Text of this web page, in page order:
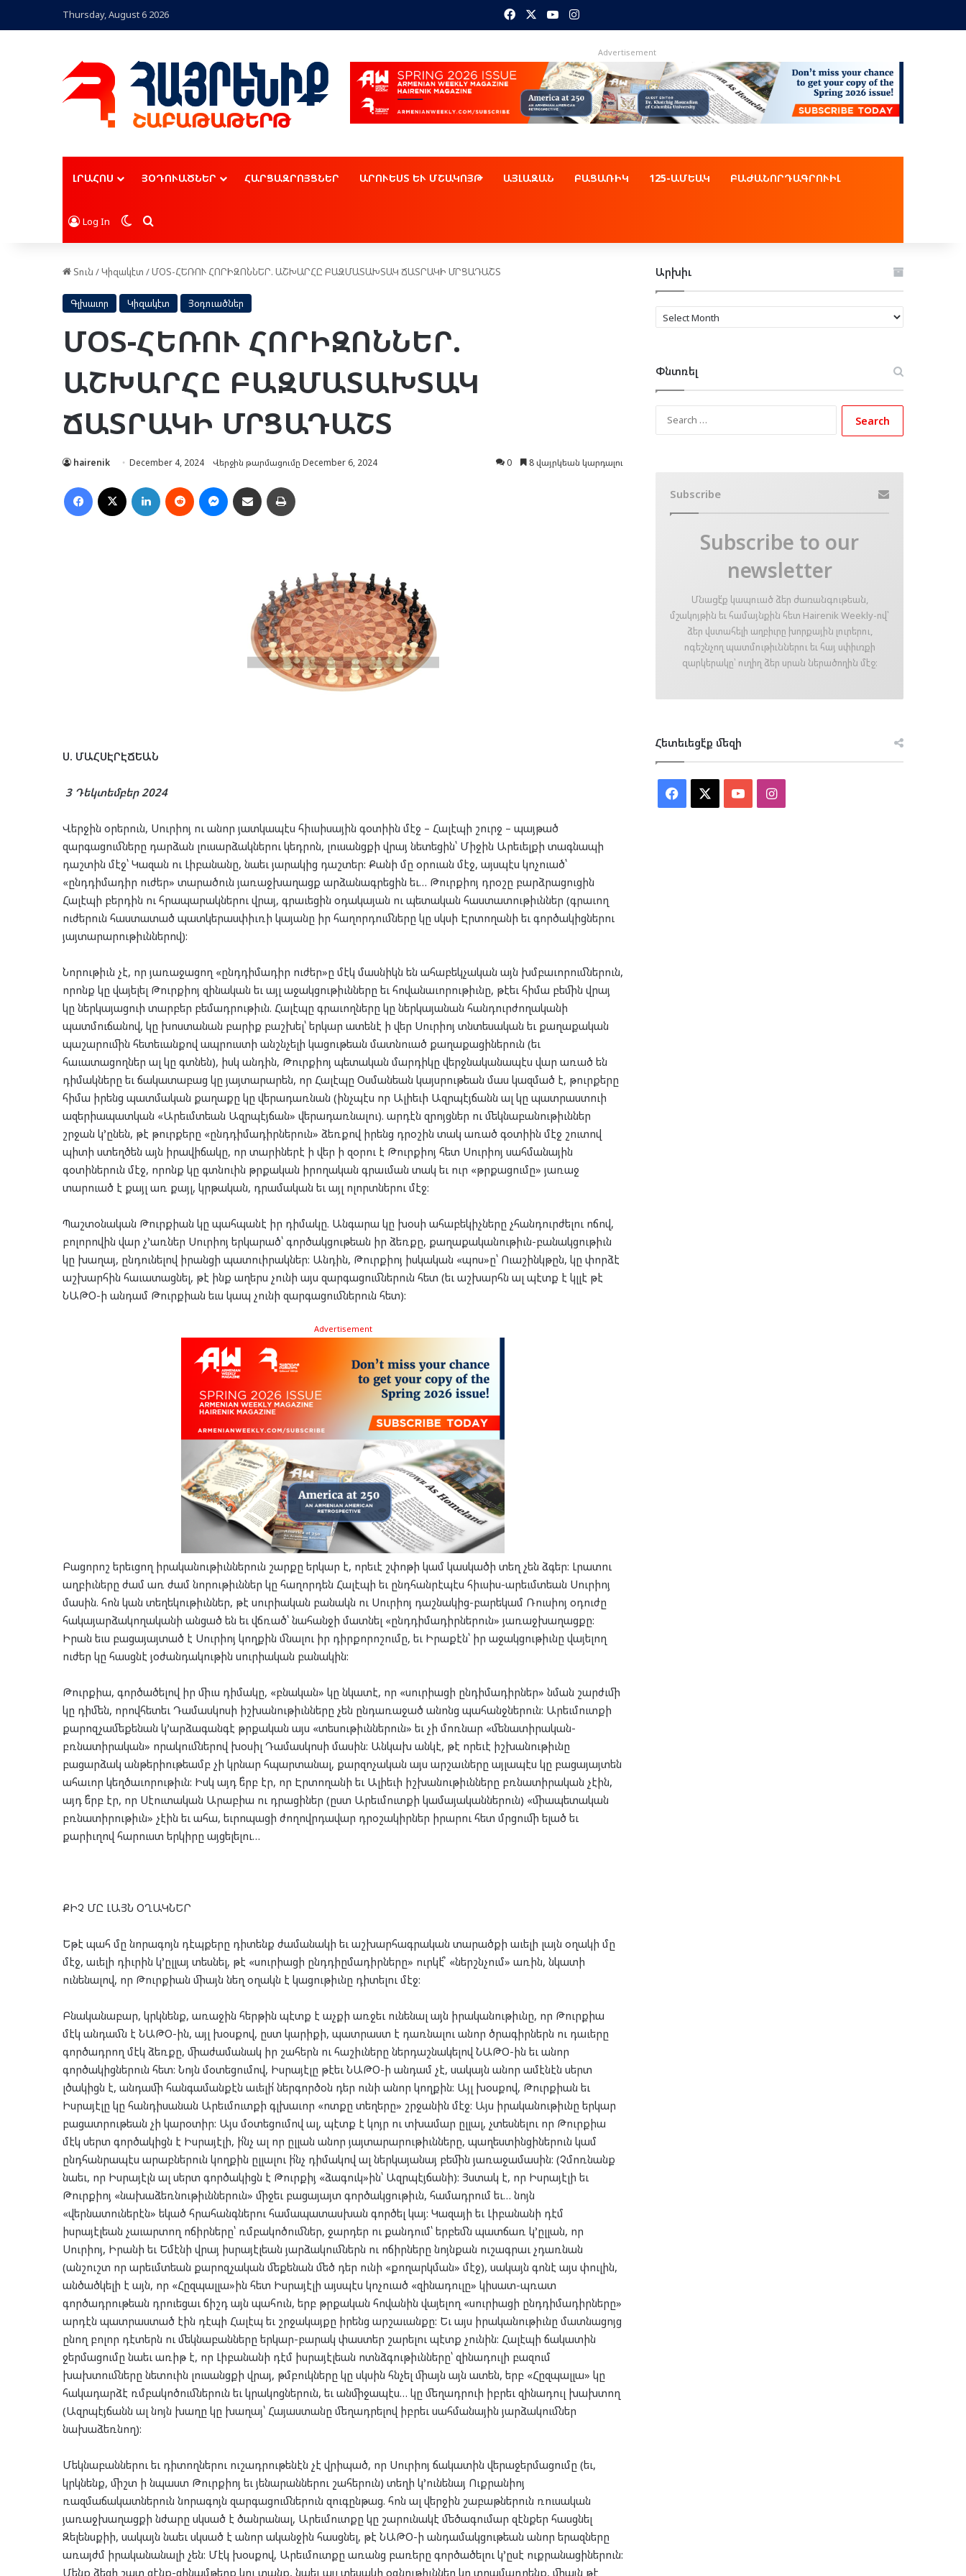
Thursday, August 6 2026 FacebookYouTubeInstagram
Advertisement
ԼՐԱՀՈՍ ՅՕԴՈՒԱԾՆԵՐ ՀԱՐՑԱԶՐՈՅՑՆԵՐ ԱՐՈՒԵՍՏ ԵՒ ՄՇԱԿՈՅԹ ԱՅԼԱԶԱՆ ԲԱՑԱՌԻԿ 125-ԱՄԵԱԿ ԲԱԺԱՆՈՐԴԱԳՐՈՒԻԼ
Log In Switch skin
Որոնել
Տուն /Կիզակէտ /ՄՕՏ-ՀԵՌՈՒ ՀՈՐԻԶՈՆՆԵՐ. ԱՇԽԱՐՀԸ ԲԱԶՄԱՏԱԽՏԱԿ ՃԱՏՐԱԿԻ ՄՐՑԱԴԱՇՏ
Գլխաւոր Կիզակէտ Յօդուածներ
ՄՕՏ-ՀԵՌՈՒ ՀՈՐԻԶՈՆՆԵՐ.
ԱՇԽԱՐՀԸ ԲԱԶՄԱՏԱԽՏԱԿ
ՃԱՏՐԱԿԻ ՄՐՑԱԴԱՇՏ
hairenik December 4, 2024 Վերջին թարմացումը December 6, 2024 0 8 վայրկեան կարդալու
Facebook LinkedIn Reddit MessengerՈւղարկել նամակ
Ս. ՄԱՀՍԷՐԷՃԵԱՆ
3 Դեկտեմբեր 2024
Վերջին օրերուն, Սուրիոյ ու անոր յատկապէս հիւսիսային գօտիին մէջ – Հալէպի շուրջ – պայթած
զարգացումները դարձան լուսարձակներու կեդրոն, լուսանցքի վրայ նետեցին՝ Միջին Արեւելքի տագնապի
դաշտին մէջ՝ Կազան ու Լիբանանը, նաեւ յարակից դաշտեր: Քանի մը օրուան մէջ, այսպէս կոչուած՝
«ընդդիմադիր ուժեր» տարածուն յառաջխաղացք արձանագրեցին եւ… Թուրքիոյ դրօշը բարձրացուցին
Հալէպի բերդին ու հրապարակներու վրայ, գրաւեցին օդակայան ու պետական հաստատութիւններ (գրաւող
ուժերուն հաստատած պատկերասփիւռի կայանը իր հաղորդումները կը սկսի Էրտողանի եւ գործակիցներու
յայտարարութիւններով):
Նորութիւն չէ, որ յառաջացող «ընդդիմադիր ուժեր»ը մէկ մասնիկն են ահաբեկչական այն խմբաւորումներուն,
որոնք կը վայելել Թուրքիոյ զինական եւ այլ աջակցութիւնները եւ հովանաւորութիւնը, թէեւ հիմա բեմին վրայ
կը ներկայացուի տարբեր բեմադրութիւն. Հալէպը գրաւողները կը ներկայանան հանդուրժողականի
պատմուճանով, կը խոստանան բարիք բաշխել՝ երկար ատենէ ի վեր Սուրիոյ տնտեսական եւ քաղաքական
պաշարումին հետեւանքով ապրուստի անշնչելի կացութեան մատնուած քաղաքացիներուն (եւ
հաւատացողներ ալ կը գտնեն), իսկ անդին, Թուրքիոյ պետական մարդիկը վերջնականապէս վար առած են
դիմակները եւ ճակատաբաց կը յայտարարեն, որ Հալէպը Օսմանեան կայսրութեան մաս կազմած է, թուրքերը
հիմա իրենց պատմական քաղաքը կը վերադառնան (ինչպէս որ Ալիեւի Ազրպէյճանն ալ կը պատրաստուի
ազերիապատկան «Արեւմտեան Ազրպէյճան» վերադառնալու). արդէն զրոյցներ ու մեկնաբանութիւններ
շրջան կ’ընեն, թէ թուրքերը «ընդդիմադիրներուն» ձեռքով իրենց դրօշին տակ առած գօտիին մէջ շուտով
պիտի ստեղծեն այն իրավիճակը, որ տարիներէ ի վեր ի զօրու է Թուրքիոյ հետ Սուրիոյ սահմանային
գօտիներուն մէջ, որոնք կը գտնուին թրքական իրողական գրաւման տակ եւ ուր «թրքացումը» յառաջ
տարուած է քայլ առ քայլ, կրթական, դրամական եւ այլ ոլորտներու մէջ:
Պաշտօնական Թուրքիան կը պահպանէ իր դիմակը. Անգարա կը խօսի ահաբեկիչները չհանդուրժելու ոճով,
բոլորովին վար չ’առներ Սուրիոյ երկարած՝ գործակցութեան իր ձեռքը, քաղաքականութիւն-բանակցութիւն
կը խաղայ, ընդունելով իրանցի պատուիրակներ: Անդին, Թուրքիոյ իսկական «պոս»ը՝ Ուաշինկթըն, կը փորձէ
աշխարհին հաւատացնել, թէ ինք աղերս չունի այս զարգացումներուն հետ (եւ աշխարհն ալ պէտք է կլլէ թէ
ՆԱԹՕ-ի անդամ Թուրքիան եւս կապ չունի զարգացումներուն հետ):
Advertisement
Բացորոշ երեւցող իրականութիւններուն շարքը երկար է, որեւէ շփոթի կամ կասկածի տեղ չեն ձգեր: Լրատու
աղբիւները ժամ առ ժամ նորութիւններ կը հաղորդեն Հալէպի եւ ընդհանրէպէս հիւսիս-արեւմտեան Սուրիոյ
մասին. հոն կան տեղեկութիւններ, թէ սուրիական բանակն ու Սուրիոյ դաշնակից-բարեկամ Ռուսիոյ օդուժը
հակայարձակողականի անցած են եւ վճռած՝ նահանջի մատնել «ընդդիմադիրներուն» յառաջխաղացքը:
Իրան եւս բացայայտած է Սուրիոյ կողքին մնալու իր դիրքորոշումը, եւ Իրաքէն՝ իր աջակցութիւնը վայելող
ուժեր կը հասցնէ յօժանդակութին սուրիական բանակին:
Թուրքիա, գործածելով իր միւս դիմակը, «բնական» կը նկատէ, որ «սուրիացի ընդիմադիրներ» նման շարժւմի
կը դիմեն, որովհետեւ Դամասկոսի իշխանութիւնները չեն ընդառաջած անոնց պահանջներուն: Արեւմուտքի
քարոզչամեքենան կ’արձագանգէ թրքական այս «տեսութիւններուն» եւ չի մոռնար «մենատիրական-
բռնատիրական» որակումներով խօսիլ Դամասկոսի մասին: Անկախ անկէ, թէ որեւէ իշխանութիւնը
բացարձակ անթերիութեամբ չի կրնար հպարտանալ, քարզոչական այս արշաւները այլապէս կը բացայայտեն
ահաւոր կեղծաւորութիւն: Իսկ այդ ե՞րբ էր, որ Էրտողանի եւ Ալիեւի իշխանութիւնները բռնատիրական չէին,
այդ ե՞րբ էր, որ Սէուտական Արաբիա ու դրացիներ (ըստ Արեւմուտքի կամայականներուն) «միապետական
բռնատիրութիւն» չէին եւ ահա, եւրոպացի ժողովրդավար դրօշակիրներ իրարու հետ մրցումի ելած եւ
քարիւղով հարուստ երկիրը այցելելու…
ՔԻՉ ՄԸ ԼԱՅՆ ՕՂԱԿՆԵՐ
Եթէ պահ մը նորագոյն դէպքերը դիտենք ժամանակի եւ աշխարհագրական տարածքի աւելի լայն օղակի մը
մէջ, աւելի դիւրին կ’ըլլայ տեսնել, թէ «սուրիացի ընդդիըմադիրները» ուրկէ՞ «ներշնչում» առին, նկատի
ունենալով, որ Թուրքիան միայն նեղ օղակն է կացութիւնը դիտելու մէջ:
Բնականաբար, կրկնենք, առաջին հերթին պէտք է աչքի առջեւ ունենալ այն իրականութիւնը, որ Թուրքիա
մէկ անդամն է ՆԱԹՕ-ին, այլ խօսքով, ըստ կարիքի, պատրաստ է դառնալու անոր ծրագիրներն ու դաւերը
գործադրող մէկ ձեռքը, միաժամանակ իր շահերն ու հաշիւները ներդաշնակելով ՆԱԹՕ-ին եւ անոր
գործակիցներուն հետ: Նոյն մօտեցումով, Իսրայէլը թէեւ ՆԱԹՕ-ի անդամ չէ, սակայն անոր ամէնէն սերտ
լծակիցն է, անդամի հանգամանքէն աւելի՛ ներգործօն դեր ունի անոր կողքին: Այլ խօսքով, Թուրքիան եւ
Իսրայէլը կը հանդիսանան Արեւմուտքի գլխաւոր «ոտքը տեղերը» շրջանին մէջ: Այս իրականութիւնը երկար
բացատրութեան չի կարօտիր: Այս մօտեցումով ալ, պէտք է կոյր ու տխամար ըլլալ, չտեսնելու որ Թուրքիա
մէկ սերտ գործակիցն է Իսրայէլի, ի՛նչ ալ որ ըլլան անոր յայտարարութիւնները, պաղեստինցիներուն կամ
ընդհանրապէս արաբներուն կողքին ըլլալու ի՛նչ դիմակով ալ ներկայանայ բեմին յառաջամասին: (Չմոռնանք
նաեւ, որ Իսրայէլն ալ սերտ գործակիցն է Թուրքիյ «ձագուկ»ին՝ Ազրպէյճանի): Յստակ է, որ Իսրայէլի եւ
Թուրքիոյ «նախաձեռնութիւններուն» միջեւ բացայայտ գործակցութիւն, համադրում եւ… նոյն
«վերնատուներէն» եկած հրահանգներու համապատասխան գործել կայ: Կազայի եւ Լիբանանի դէմ
իսրայէլեան չաւարտող ոճիրները՝ ռմբակոծումներ, ջարդեր ու քանդում՝ երբեմն պատճառ կ’ըլլան, որ
Սուրիոյ, Իրանի եւ Եմէնի վրայ իսրայէլեան յարձակումներն ու ոճիրները նոյնքան ուշագրաւ չդառնան
(անշուշտ որ արեւմտեան քարոզչական մեքենան մեծ դեր ունի «քողարկման» մէջ), սակայն գոնէ այս փուլին,
անծածկելի է այն, որ «Հըզպալլա»ին հետ Իսրայէլի այսպէս կոչուած «զինադուլը» կիսատ-պռատ
գործադրութեան դրուեցաւ ճիշդ այն պահուն, երբ թրքական հովանին վայելող «սուրիացի ընդդիմադիրները»
արդէն պատրաստած էին դէպի Հալէպ եւ շրջակայքը իրենց արշաւանքը: Եւ այս իրականութիւնը մատնացոյց
ընող բոլոր դէտերն ու մեկնաբանները երկար-բարակ փաստեր շարելու պէտք չունին: Հալէպի ճակատին
ջերմացումը նաեւ առիթ է, որ Լիբանանի դէմ իսրայէլեան ոտնձգութիւնները՝ զինադուլի բազում
խախտումները նետուին լուսանցքի վրայ, թմբուկները կը սկսին հնչել միայն այն ատեն, երբ «Հըզպալլա» կը
հակադարձէ ռմբակոծումներուն եւ կրակոցներուն, եւ անմիջապէս… կը մեղադրուի իբրեւ զինադուլ խախտող
(Ազրպէյճանն ալ նոյն խաղը կը խաղայ՝ Հայաստանը մեղադրելով իբրեւ սահմանային յարձակումներ
նախաձեռնող):
Մեկնաբաններու եւ դիտողներու ուշադրութենէն չէ վրիպած, որ Սուրիոյ ճակատին վերաջերմացումը (եւ,
կրկնենք, միշտ ի նպաստ Թուրքիոյ եւ յենարաններու շահերուն) տեղի կ’ունենայ Ուքրանիոյ
ռազմաճակատներուն նորագոյն զարգացումներուն զուգընթաց. հոն ալ վերջին շաբաթներուն ռուսական
յառաջխաղացքի նժարը սկսած է ծանրանալ, Արեւմուտքը կը շարունակէ մեծագումար զէնքեր հասցնել
Զելենսքիի, սակայն նաեւ սկսած է անոր ականջին հասցնել, թէ ՆԱԹՕ-ի անդամակցութեան անոր երազները
առայժմ իրականանալի չեն: Մէկ խօսքով, Արեւմուտքը առանց բառերը գործածելու կ’ըսէ ուքրանացիներուն:
Մենք ձեզի շատ զէնք-զինամթերք կու տանք, նաեւ այլ տեսակի օգնութիւններ կը տրամադրենք, միայն թէ
Արխիւ
Արխիւ
Փնտռել
Subscribe
Subscribe to our
newsletter
Մնացէ՛ք կապուած ձեր ժառանգութեան,
մշակոյթին եւ համայնքին հետ Hairenik Weekly-ով՝
ձեր վստահելի աղբիւրը խորքային լուրերու,
ոգեշնչող պատմութիւններու եւ հայ սփիւռքի
զարկերակը՝ ուղիղ ձեր սրան ներածողին մէջ։
Հետեւեցէ՛ք մեզի
Facebook YouTubeInstagram